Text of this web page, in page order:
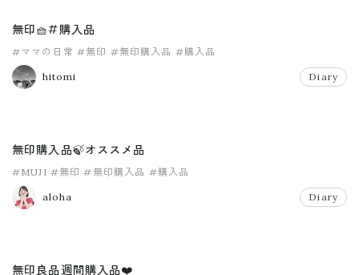
無印🧺#購入品
#ママの日常 #無印 #無印購入品 #購入品
hitomi Diary
無印購入品🍃オススメ品
#MUJI #無印 #無印購入品 #購入品
aloha Diary
無印良品週間購入品❤️